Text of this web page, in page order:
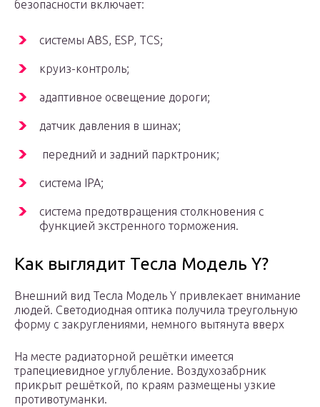
безопасности включает:
системы ABS, ESP, TCS;
круиз-контроль;
адаптивное освещение дороги;
датчик давления в шинах;
передний и задний парктроник;
система IPA;
система предотвращения столкновения с
функцией экстренного торможения.
Как выглядит Тесла Модель Y?
Внешний вид Тесла Модель Y привлекает внимание
людей. Светодиодная оптика получила треугольную
форму с закруглениями, немного вытянута вверх
На месте радиаторной решётки имеется
трапециевидное углубление. Воздухозабрник
прикрыт решёткой, по краям размещены узкие
противотуманки.